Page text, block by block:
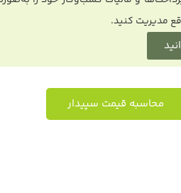
مدیریت کنید.
محاسبه قیمت سپیدار